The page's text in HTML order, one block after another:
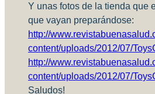
Y unas fotos de la tienda que
que vayan preparándose:
http://
content/uploads/2012/07/
http://
content/uploads/2012/07/
Saludos!